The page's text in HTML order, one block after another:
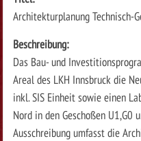
Architekturplanung Technisch-
Beschreibung:
Das Bau- und
Areal des LKH Innsbruck die
inkl. SIS Einheit sowie einen
Nord in den Geschoßen U1,G0
Ausschreibung umfasst die